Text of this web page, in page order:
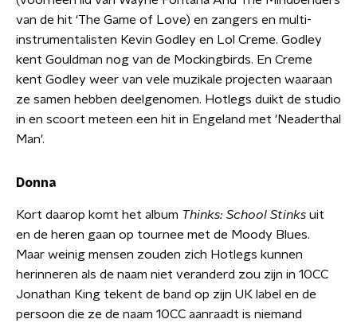
van de hit ‘The Game of Love) en zangers en multi-
instrumentalisten Kevin Godley en Lol Creme. Godley
kent Gouldman nog van de Mockingbirds. En Creme
kent Godley weer van vele muzikale projecten waaraan
ze samen hebben deelgenomen. Hotlegs duikt de studio
in en scoort meteen een hit in Engeland met 'Neaderthal
Man'.
Donna
Kort daarop komt het album Thinks: School Stinks uit
en de heren gaan op tournee met de Moody Blues.
Maar weinig mensen zouden zich Hotlegs kunnen
herinneren als de naam niet veranderd zou zijn in 10CC
Jonathan King tekent de band op zijn UK label en de
persoon die ze de naam 10CC aanraadt is niemand